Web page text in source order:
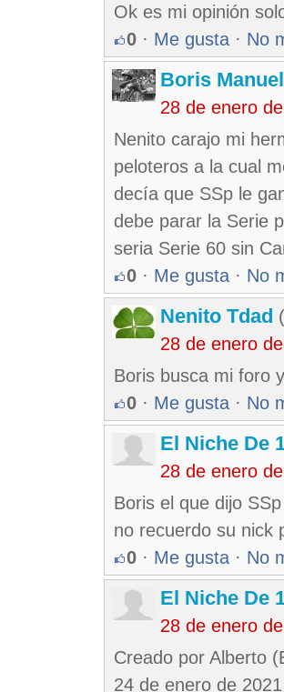
Ok es mi opinión
0 · Me gusta · No
Boris
28 de enero
Nenito carajo mi
peloteros a la cual
decía que SSp le
debe parar la Serie
seria Serie 60 sin
0 · Me gusta · No
Nenito Tdad
28 de enero
Boris busca mi foro
0 · Me gusta · No
El Niche De
28 de enero
Boris el que dijo
no recuerdo su nick
0 · Me gusta · No
El Niche De
28 de enero
Creado por Alberto
24 de enero de